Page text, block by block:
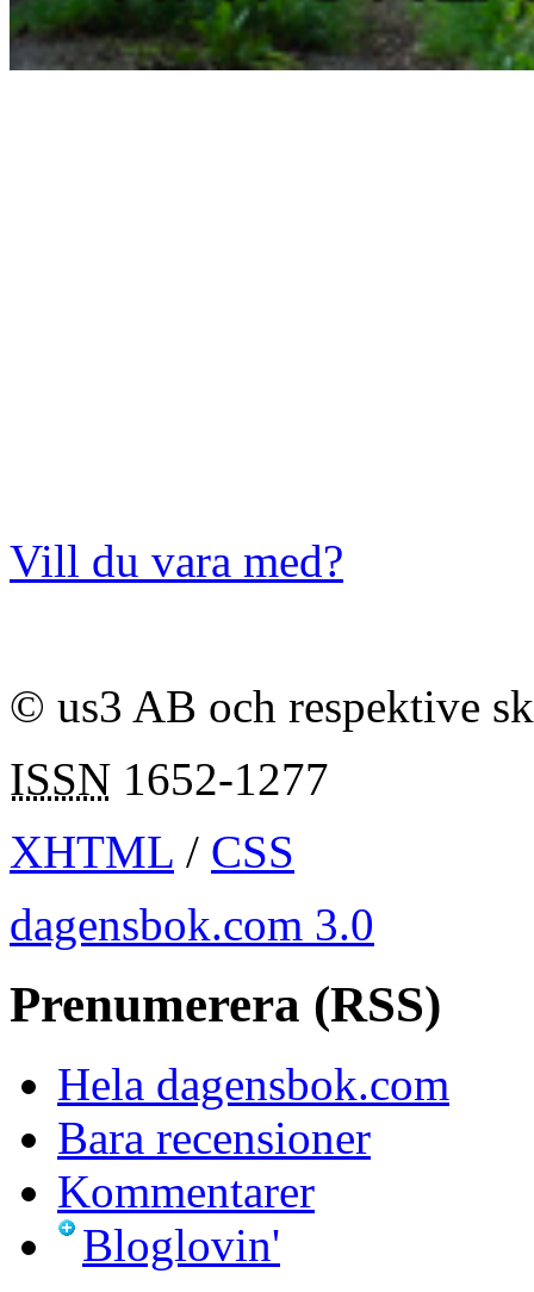
Vill du vara med?
© us3 AB och respektive
ISSN 1652-1277
XHTML / CSS
dagensbok.com 3.0
Prenumerera (RSS)
Hela dagensbok.com
Bara recensioner
Kommentarer
Bloglovin'